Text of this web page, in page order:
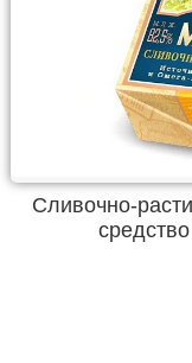
Сливочно-